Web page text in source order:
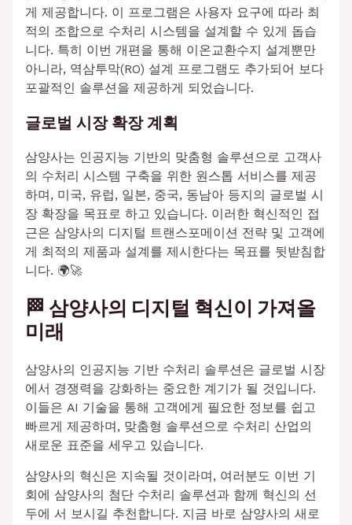
게 제공합니다. 이 프로그램은 사용자 요구에 따라 최
적의 조합으로 수처리 시스템을 설계할 수 있게 돕습
니다. 특히 이번 개편을 통해 이온교환수지 설계뿐만
아니라, 역삼투막(RO) 설계 프로그램도 추가되어 보다
포괄적인 솔루션을 제공하게 되었습니다.
글로벌 시장 확장 계획
삼양사는 인공지능 기반의 맞춤형 솔루션으로 고객사
의 수처리 시스템 구축을 위한 원스톱 서비스를 제공
하며, 미국, 유럽, 일본, 중국, 동남아 등지의 글로벌 시
장 확장을 목표로 하고 있습니다. 이러한 혁신적인 접
근은 삼양사의 디지털 트랜스포메이션 전략 및 고객에
게 최적의 제품과 설계를 제시한다는 목표를 뒷받침합
니다. 🌍🚀
🏁 삼양사의 디지털 혁신이 가져올
미래
삼양사의 인공지능 기반 수처리 솔루션은 글로벌 시장
에서 경쟁력을 강화하는 중요한 계기가 될 것입니다.
이들은 AI 기술을 통해 고객에게 필요한 정보를 쉽고
빠르게 제공하며, 맞춤형 솔루션으로 수처리 산업의
새로운 표준을 세우고 있습니다.
삼양사의 혁신은 지속될 것이라며, 여러분도 이번 기
회에 삼양사의 첨단 수처리 솔루션과 함께 혁신의 선
두에 서 보시길 추천합니다. 지금 바로 삼양사의 새로